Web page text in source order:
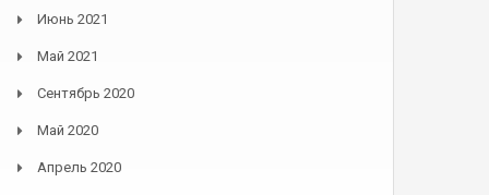
Июнь 2021
Май 2021
Сентябрь 2020
Май 2020
Апрель 2020